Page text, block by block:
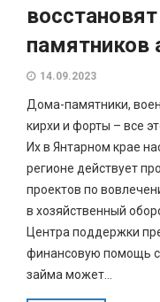
памятников
14.09.2023
Дома-памятники,
кирхи и форты – все
Их в Янтарном крае
регионе действует
проектов по
в хозяйственный
Центра поддержки
финансовую помощь
займа может...